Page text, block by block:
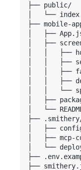
├── public/
│   └──
├──
│   ├──
│   ├──
│   │   ├──
│   │   ├──
│   │   ├──
│   │   ├──
│   │   └──
│   ├──
│   └──
├──
│   ├──
│   ├──
│   └──
├──
├──